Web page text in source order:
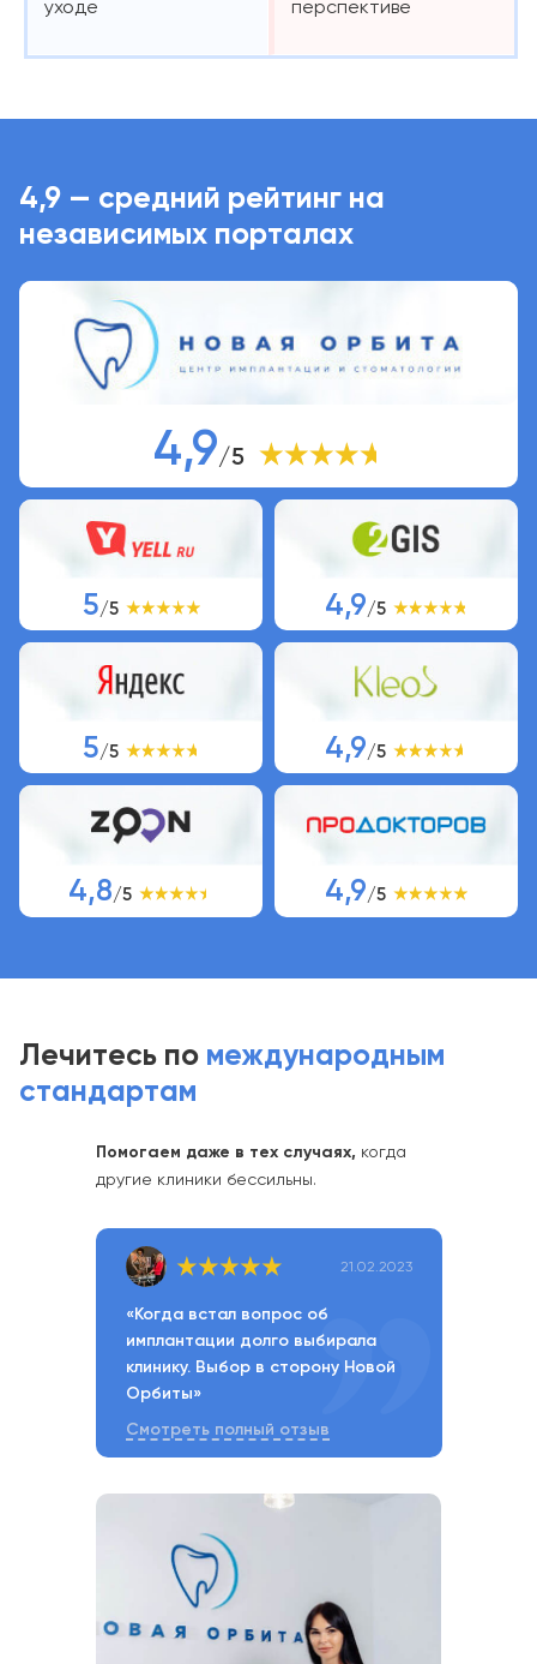
уходе перспективе
4,9 — средний рейтинг на
независимых порталах
4,9/5
5/5 4,9/5
5/5 4,9/5
4,8/5 4,9/5
Лечитесь по международным
стандартам
Помогаем даже в тех случаях, когда
другие клиники бессильны.
21.02.2023
«Когда встал вопрос об
имплантации долго выбирала
клинику. Выбор в сторону Новой
Орбиты»
Смотреть полный отзыв